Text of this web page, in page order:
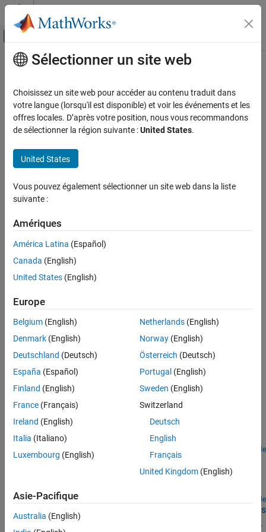
Passer au contenu
Activer/désactiver l'affichage du menu
Accueil de la documentation
Stateflow
Programmation de diagramme
Composants réutilisables des diagrammes
Catégorie
Fonctions MATLAB
Fonctions Simulink
Sous-diagrammes atomiques
Code personnalisé
Contenu principal
Fonctions
Appeler directement des sous-systèmes Function-Call Simulink
pour rationaliser le design
Les fonctions Simulink vous permettent d’appeler des sous-
diagramme Stateflow
plus lisibles.
Rubriques
Create and execute Simulink functions in Stateflow.
Bind a Simulink Function to a State
Specify the behavior of subsystem variables between function
executions.
Design Charts with Simulink Functions
Stateflow chart.
Reuse Functions by Using Atomic Boxes
Sélection d՚exemples
Model a Car with Automatic Transmission
Use a Stateflow chart to model the automatic transmission of a
car.
Ouvrir le modèle
Schedule Simulink Functions by Using Stateflow
Use temporal logic to schedule Simulink functions in a Stateflow
Ouvrir le modèle
Design Switching Controllers by Using Simulink Functions
Model the decision logic that switches between a P-only controller
Sélectionner un site web
Choisissez un site web pour accéder au contenu traduit dans
votre langue (lorsqu'il est disponible) et voir les événements et les
offres locales. D’après votre position, nous vous recommandons
de sélectionner la région suivante :United States.
United States
Vous pouvez également sélectionner un site web dans la liste
suivante :
Amériques
América Latina (Español)
Canada (English)
United States (English)
Europe
Belgium (English)
Denmark (English)
Deutschland (Deutsch)
España (Español)
Finland (English)
France (Français)
Ireland (English)
Italia (Italiano)
Luxembourg (English)
Netherlands(English)
Norway(English)
Österreich (Deutsch)
Portugal (English)
Sweden (English)
Switzerland
Deutsch
English
Français
United Kingdom(English)
Asie-Pacifique
Australia (English)